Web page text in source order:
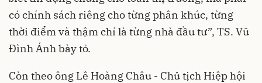
có chính sách riêng cho từng phân khúc, từng
thời điểm và thậm chí là từng nhà đầu tư”, TS. Vũ
Đình Ánh bày tỏ.
Còn theo ông Lê Hoàng Châu - Chủ tịch Hiệp hội